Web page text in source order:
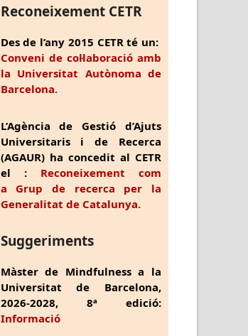
Reconeixement CETR
Des de l’any 2015 CETR té un:
Conveni de col·laboració amb
la Universitat Autònoma de
Barcelona.
L’Agència de Gestió d’Ajuts
Universitaris i de Recerca
(AGAUR) ha concedit al CETR
el : Reconeixement com
a Grup de recerca per la
Generalitat de Catalunya.
Suggeriments
Màster de Mindfulness a la
Universitat de Barcelona,
2026-2028, 8ª edició:
Informació